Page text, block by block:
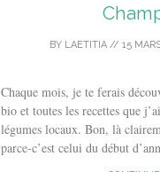
BY LAETITIA// 15
Chaque mois, je te ferais
bio et toutes les recettes que
légumes locaux. Bon, là
parce-c’est celui du début